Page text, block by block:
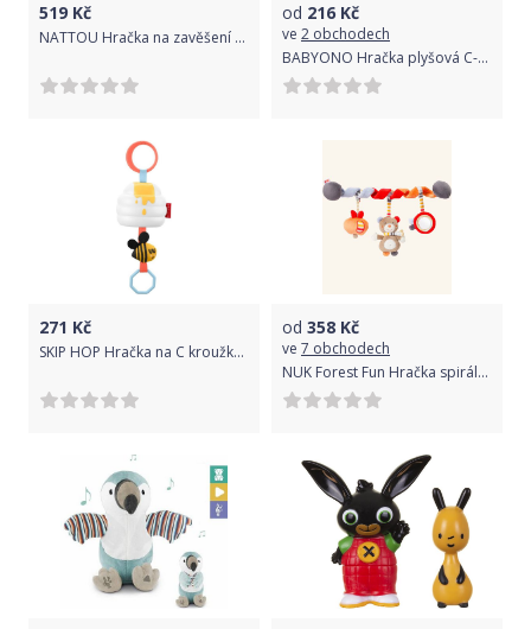
519 Kč
NATTOU Hračka na zavěšení LA
od 216 Kč
ve 2 obchodech
BABYONO Hračka plyšová C-MORE tučňák Connor 17x24cm
271 Kč
SKIP HOP Hračka na C kroužku vibrující ABC & Me Beehive Jitter 0m+
od 358 Kč
ve 7 obchodech
NUK Forest Fun Hračka spirála Méďa